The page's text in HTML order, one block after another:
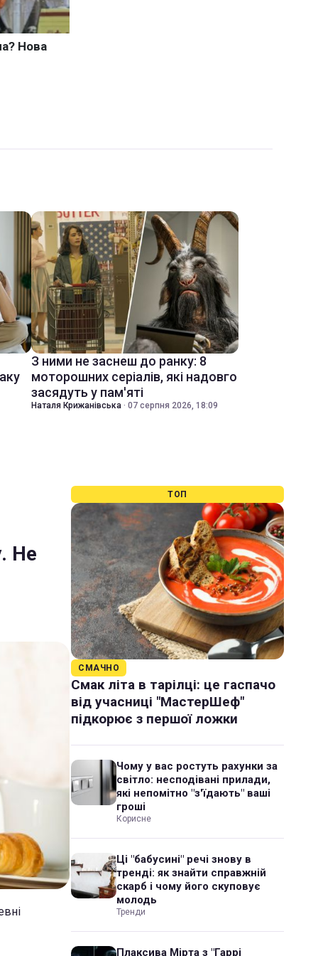
З ними не заснеш до ранку: 8
моторошних серіалів, які надовго
засядуть у пам'яті
Наталя Крижанівська · 07 серпня 2026, 18:09
Не
ТОП
СМАЧНО
Смак літа в тарілці: це гаспачо
від учасниці "МастерШеф"
підкорює з першої ложки
Чому у вас ростуть рахунки за
світло: несподівані прилади,
які непомітно "з'їдають" ваші
гроші
Корисне
Ці "бабусині" речі знову в
тренді: як знайти справжній
скарб і чому його скуповує
молодь
Тренди
Плаксива Мірта з "Гаррі